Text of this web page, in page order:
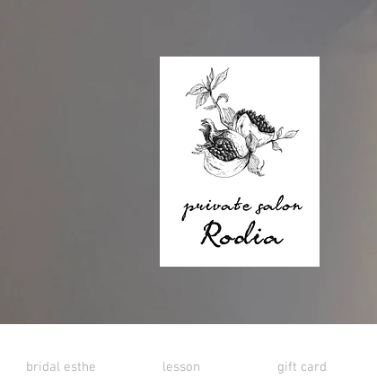
bridal esthe lesson gift card